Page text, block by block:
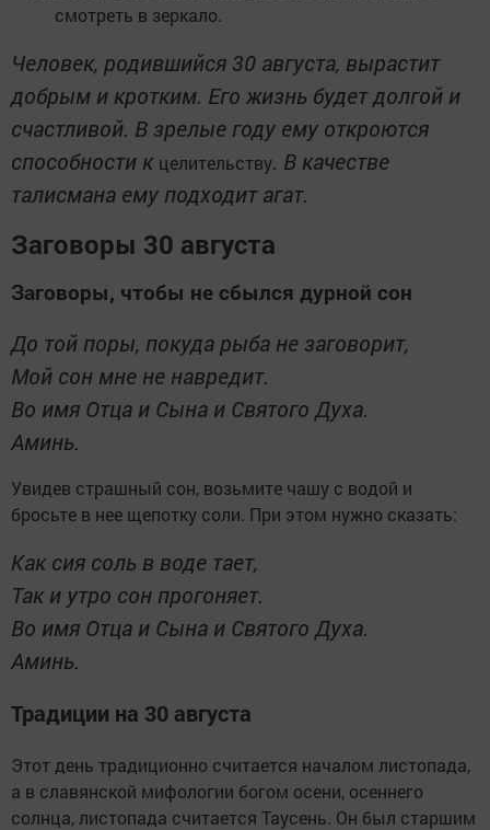
смотреть в зеркало.
Человек, родившийся 30 августа, вырастит
добрым и кротким. Его жизнь будет долгой и
счастливой. В зрелые году ему откроются
способности к целительству. В качестве
талисмана ему подходит агат.
Заговоры 30 августа
Заговоры, чтобы не сбылся дурной сон
До той поры, покуда рыба не заговорит,
Мой сон мне не навредит.
Во имя Отца и Сына и Святого Духа.
Аминь.
Увидев страшный сон, возьмите чашу с водой и
бросьте в нее щепотку соли. При этом нужно сказать:
Как сия соль в воде тает,
Так и утро сон прогоняет.
Во имя Отца и Сына и Святого Духа.
Аминь.
Традиции на 30 августа
Этот день традиционно считается началом листопада,
а в славянской мифологии богом осени, осеннего
солнца, листопада считается Таусень. Он был старшим